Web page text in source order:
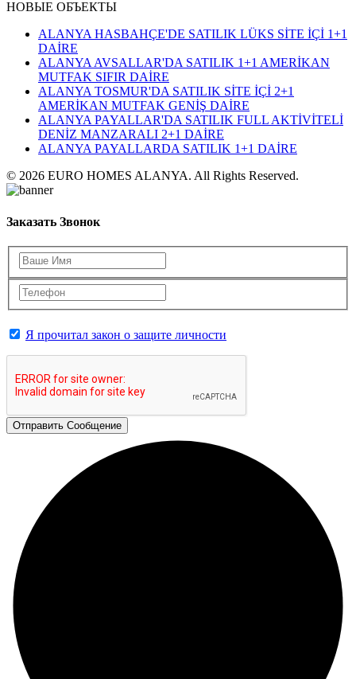
НОВЫЕ ОБЪЕКТЫ
ALANYA HASBAHÇE'DE SATILIK LÜKS SİTE İÇİ 1+1
DAİRE
ALANYA AVSALLAR'DA SATILIK 1+1 AMERİKAN
MUTFAK SIFIR DAİRE
ALANYA TOSMUR'DA SATILIK SİTE İÇİ 2+1
AMERİKAN MUTFAK GENİŞ DAİRE
ALANYA PAYALLAR'DA SATILIK FULL AKTİVİTELİ
DENİZ MANZARALI 2+1 DAİRE
ALANYA PAYALLARDA SATILIK 1+1 DAİRE
© 2026 EURO HOMES ALANYA. All Rights Reserved.
Заказать Звонок
Я прочитал закон о защите личности
Отправить Сообщение